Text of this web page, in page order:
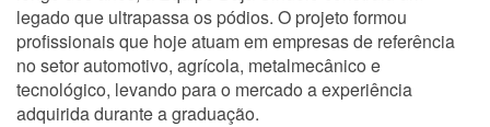
legado que ultrapassa os pódios. O projeto formou
profissionais que hoje atuam em empresas de referência
no setor automotivo, agrícola, metalmecânico e
tecnológico, levando para o mercado a experiência
adquirida durante a graduação.